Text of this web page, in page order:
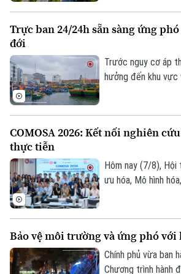
Quần vợt
Golf
Sao
Điện ảnh
Thời trang
Âm nhạc
Đã phát sóng
288.000 tỷ đồng.
động lực phát triển
tăng cường kết nối
Trực ban 24/24h sẵn sàng ứng
đới
Trước nguy cơ áp
hưởng đến khu vực
trình xây dựng và
COMOSA 2026: Kết nối nghiên
thực tiễn
Hôm nay (7/8),
ưu hóa, Mô hình
cứu và chuyên gia
cùng trao đổi các
nghiên cứu vào giải
Bảo vệ môi trường và ứng phó
Chính phủ vừa ban
Chương trình hành